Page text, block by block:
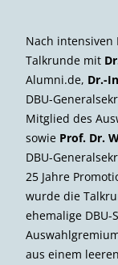
Nach intensiven
Talkrunde mit
Alumni.de, Dr.-
DBU-
Mitglied des
sowie Prof. Dr.
DBU-
25 Jahre
wurde die
ehemalige
aus einem